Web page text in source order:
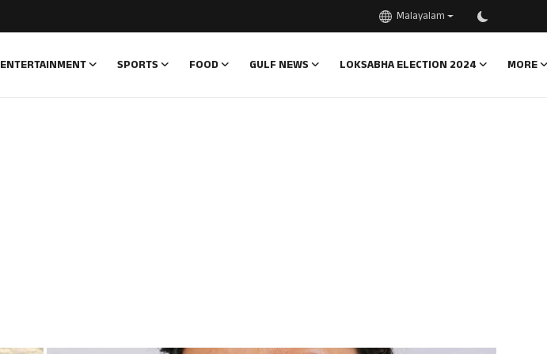
Malayalam
ENTERTAINMENT SPORTS FOOD GULF NEWS LOKSABHA ELECTION 2024 MORE